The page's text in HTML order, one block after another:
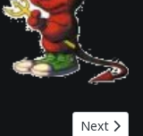
Next
Next